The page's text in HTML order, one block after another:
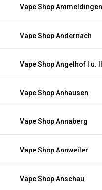
Vape Shop Ammeldingen
Vape Shop Andernach
Vape Shop Angelhof I u. II
Vape Shop Anhausen
Vape Shop Annaberg
Vape Shop Annweiler
Vape Shop Anschau